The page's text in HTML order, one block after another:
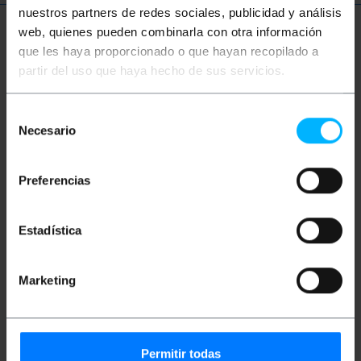
nuestros partners de redes sociales, publicidad y análisis
web, quienes pueden combinarla con otra información
que les haya proporcionado o que hayan recopilado a
partir del uso que haya hecho de sus servicios.
Necesario
Preferencias
Estadística
Marketing
Permitir todas
Meer informatie
connectoren beheren met het FC Simplex-
Gemaakt van zwart plaatstaal met ankers
voor wandmontage.
desktopformaat.
Aan de voorkant heeft het 12 gaten om